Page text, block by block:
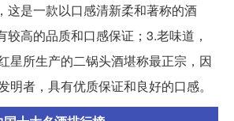
这是一款以口感清新柔和著称的酒
较高的品质和口感保证；3.老味道，
星所生产的二锅头酒堪称最正宗，因
明者，具有优质保证和良好的口感。